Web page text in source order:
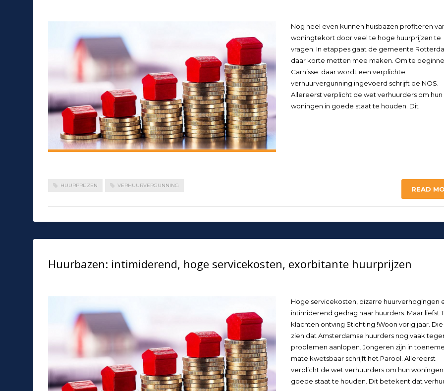
Nog heel even kunnen huisbazen profiteren
woningtekort door veel te hoge huurprijzen te
vragen. In etappes gaat de gemeente
daar korte metten mee maken. Om te
Carnisse: daar wordt een verplichte
verhuurvergunning ingevoerd schrijft de NOS.
Allereerst verplicht de wet verhuurders om hun
woningen in goede staat te houden. Dit
HUURPRIJZEN VERHUURVERGUNNING READ
Huurbazen: intimiderend, hoge servicekosten, exorbitante huurprijzen
Hoge servicekosten, bizarre huurverhogingen
intimiderend gedrag naar huurders. Maar liefst
klachten ontving Stichting !Woon vorig jaar.
zien dat Amsterdamse huurders nog vaak
problemen aanlopen. Jongeren zijn in
mate kwetsbaar schrijft het Parool. Allereerst
verplicht de wet verhuurders om hun woningen
goede staat te houden. Dit betekent dat